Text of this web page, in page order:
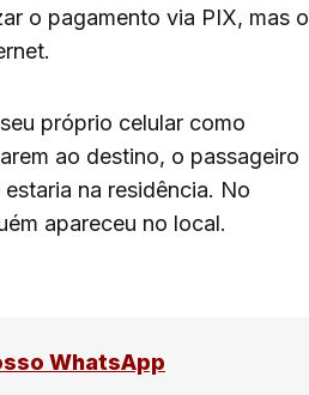
o pagamento via PIX, mas o
próprio celular como
ao destino, o passageiro
na residência. No
apareceu no local.
WhatsApp